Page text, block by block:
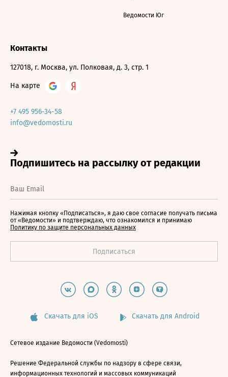
Ведомости Юг
Контакты
127018, г. Москва, ул. Полковая, д. 3, стр. 1
На карте
+7 495 956-34-58
info@vedomosti.ru
Нажимая кнопку «Подписаться», я даю свое согласие получать письма
от «Ведомости» и подтверждаю, что ознакомился и принимаю
Политику по защите персональных данных
Скачать для iOS Скачать для Android
Сетевое издание Ведомости (Vedomosti)
Решение Федеральной службы по надзору в сфере связи,
информационных технологий и массовых коммуникаций